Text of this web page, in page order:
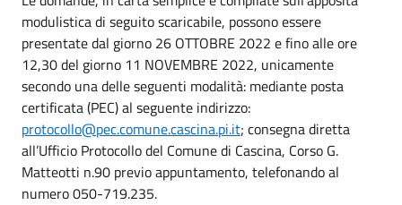
modulistica di seguito scaricabile, possono essere
presentate dal giorno 26 OTTOBRE 2022 e fino alle ore
12,30 del giorno 11 NOVEMBRE 2022, unicamente
secondo una delle seguenti modalità: mediante posta
certificata (PEC) al seguente indirizzo:
protocollo@pec.comune.cascina.pi.it; consegna diretta
all’Ufficio Protocollo del Comune di Cascina, Corso G.
Matteotti n.90 previo appuntamento, telefonando al
numero 050-719.235.